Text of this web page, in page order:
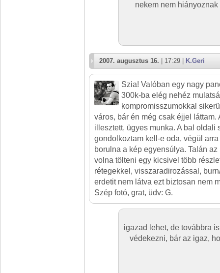
nekem nem
2007. augusztus 16. | 17:29 | K.Geri
Szia! Valóban egy nagy
300k-ba elég nehéz
kompromisszumokkal
város, bár én még csak éjjel láttam.
illesztett, ügyes munka. A bal oldali
gondolkoztam kell-e oda, végül
borulna a kép egyensúlya. Talán
volna tölteni egy kicsivel több
rétegekkel, visszaradirozással,
erdetit nem látva ezt biztosan nem
Szép fotó, grat, üdv: G.
igazad lehet, de továbbra
védekezni, bár az igaz,